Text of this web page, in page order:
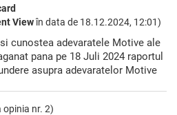
Viewîn data de 18.12.2024, 12:01)
cunostea adevaratele Motive ale
pana pe 18 Juli 2024 raportul
asupra adevaratelor Motive
opinia nr. 2)